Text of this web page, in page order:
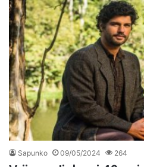
Sapunko 09/05/2024 264